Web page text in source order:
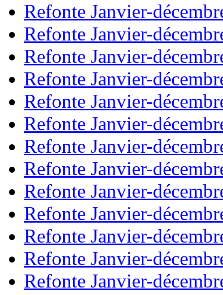
Refonte Janvier-
Refonte Janvier-
Refonte Janvier-
Refonte Janvier-
Refonte Janvier-
Refonte Janvier-
Refonte Janvier-
Refonte Janvier-
Refonte Janvier-
Refonte Janvier-
Refonte Janvier-
Refonte Janvier-
Refonte Janvier-